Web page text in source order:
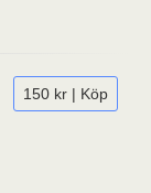
150 kr | Köp